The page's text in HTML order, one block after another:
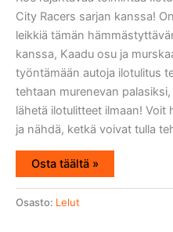
City Racers sarjan kanssa!
leikkiä tämän
kanssa, Kaadu osu ja
työntämään autoja ilotulitus
tehtaan murenevan
lähetä ilotulitteet ilmaan! Voit
ja nähdä, ketkä voivat tulla
Osta täältä »
Osasto: Lelut